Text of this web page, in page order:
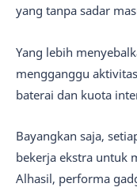
yang tanpa sadar
Yang lebih
mengganggu
baterai dan kuota
Bayangkan saja,
bekerja ekstra untuk
Alhasil, performa